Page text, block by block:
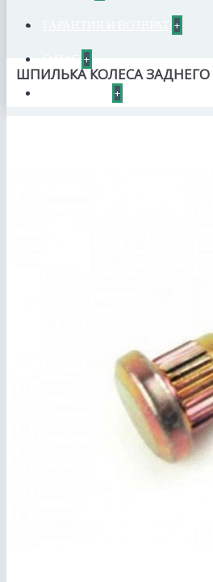
+
+
+
ШПИЛЬКА КОЛЕСА ЗАДНЕГО